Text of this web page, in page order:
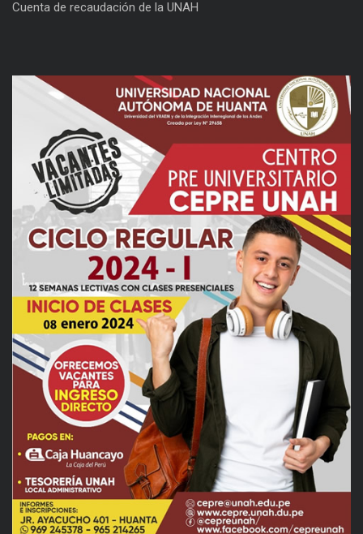
Cuenta de recaudación de la UNAH